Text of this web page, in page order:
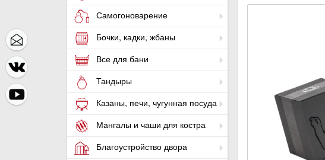
Самогоноварение
Бочки, кадки, жбаны
Все для бани
Тандыры
Казаны, печи, чугунная посуда
Мангалы и чаши для костра
Благоустройство двора